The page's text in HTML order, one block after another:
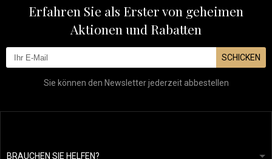
Erfahren Sie als Erster von geheimen
Aktionen und Rabatten
SCHICKEN
Sie können den Newsletter jederzeit abbestellen
BRAUCHEN SIE HELFEN?